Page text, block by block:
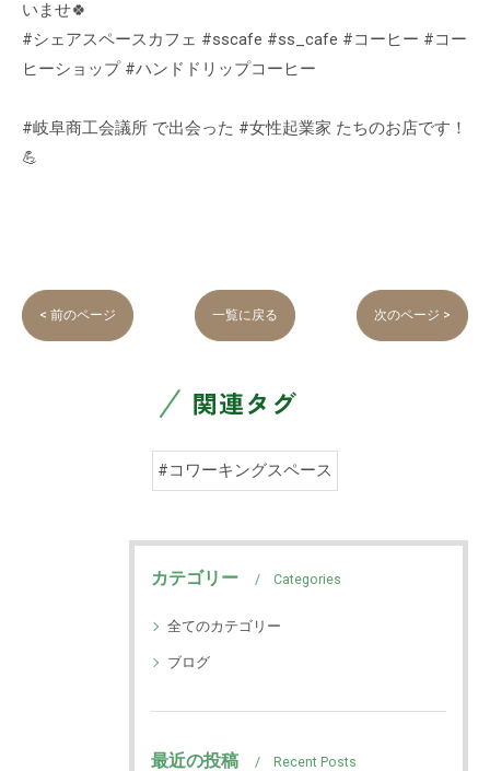
いませ🍀
#シェアスペースカフェ #sscafe #ss_cafe #コーヒー #コー
ヒーショップ #ハンドドリップコーヒー
#岐阜商工会議所 で出会った #女性起業家 たちのお店です！
💪
< 前のページ 一覧に戻る 次のページ >
関連タグ
#コワーキングスペース
カテゴリー Categories
全てのカテゴリー
ブログ
最近の投稿 Recent Posts